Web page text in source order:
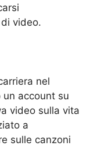
video.
nel
un account su
video sulla vita
a
sulle canzoni